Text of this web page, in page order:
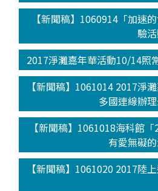
【新聞稿】1060914「加速
驗
2017淨灘嘉年華活動10/14照
【新聞稿】1061014 2017淨
多國連線辦
【新聞稿】1061018海科館
有愛無礙
【新聞稿】1061020 2017陸